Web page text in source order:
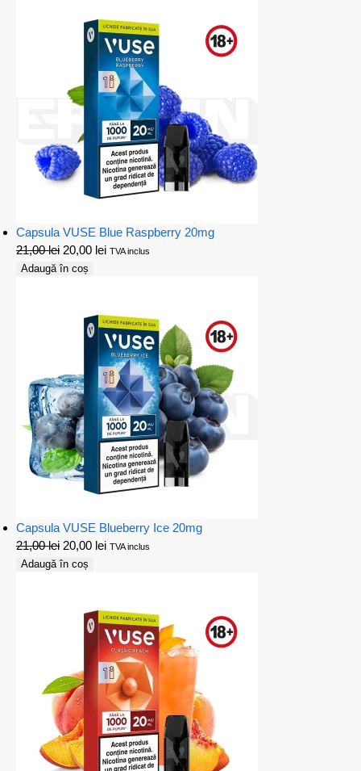
Capsula VUSE Blue Raspberry 20mg
21,00lei 20,00 lei TVA inclus
Adaugă în coș
Capsula VUSE Blueberry Ice 20mg
21,00lei 20,00 lei TVA inclus
Adaugă în coș